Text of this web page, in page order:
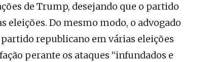
de Trump, desejando que o partido
eleições. Do mesmo modo, o advogado
republicano em várias eleições
perante os ataques “infundados e